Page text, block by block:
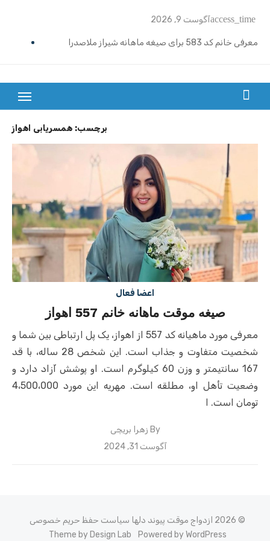
content
access_timeآگوست 9, 2026
معرفی خانم کد 583 برای صیغه ماهانه شیراز ملاصدرا
ازدواج موقت ماهیانه رامسر | خانم کد 591
ازدواج موقت ماهیانه اصفهان | معرفی خانم کد 589
معرفی خانم کد 588 برای ازدواج موقت ماهیانه کرج در مهرشهر
معرفی خانم کد 587 برای ازدواج موقت ماهیانه در یزد
معرفی خانم کد 586 برای ازدواج موقت ماهیانه قزوین
معرفی خانم کد 585 برای ازدواج موقت ماهیانه در نوشهر
معرفی خانم کد 584 برای صیغه ماهانه زنجان و ازدواج موقت
بزرگترین سایت صیغه یابی از سراسر ایران
برچسب: همسریابی اهواز
اعضا فعال
صیغه موقت ماهانه خانم 557 اهواز
معرفی مورد ماهیانه کد 557 از اهواز، یک پل ارتباطی بین شما و
شخصیت متفاوت و جذاب است. این شخص 28 ساله، با قد
167 سانتیمتر و وزن 60 کیلوگرم است. او پوشش آزاد دارد و
وضعیت تأهل او، مطلقه است. مهریه این مورد 4،500،000
تومان است. ا
By زهرا بریچی
Posted
آگوست 31, 2024
© 2026 ازدواج موقت پیوند دلها
سیاست حفظ حریم خصوصی
Powered by WordPress
Theme by Design Lab